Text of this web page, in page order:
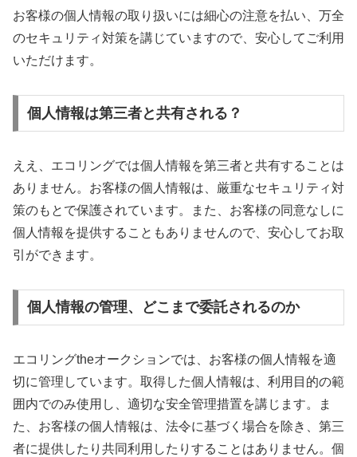
お客様の個人情報の取り扱いには細心の注意を払い、万全
のセキュリティ対策を講じていますので、安心してご利用
いただけます。
個人情報は第三者と共有される？
ええ、エコリングでは個人情報を第三者と共有することは
ありません。お客様の個人情報は、厳重なセキュリティ対
策のもとで保護されています。また、お客様の同意なしに
個人情報を提供することもありませんので、安心してお取
引ができます。
個人情報の管理、どこまで委託されるのか
エコリングtheオークションでは、お客様の個人情報を適
切に管理しています。取得した個人情報は、利用目的の範
囲内でのみ使用し、適切な安全管理措置を講じます。ま
た、お客様の個人情報は、法令に基づく場合を除き、第三
者に提供したり共同利用したりすることはありません。個